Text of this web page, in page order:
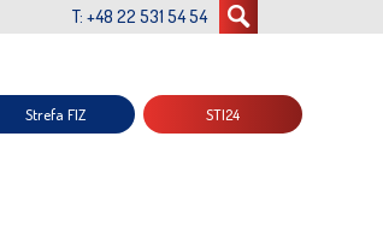
T: +48 22 531 54 54
Strefa FIZ STI24